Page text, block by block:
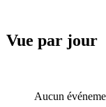
Vue par jour
Aucun